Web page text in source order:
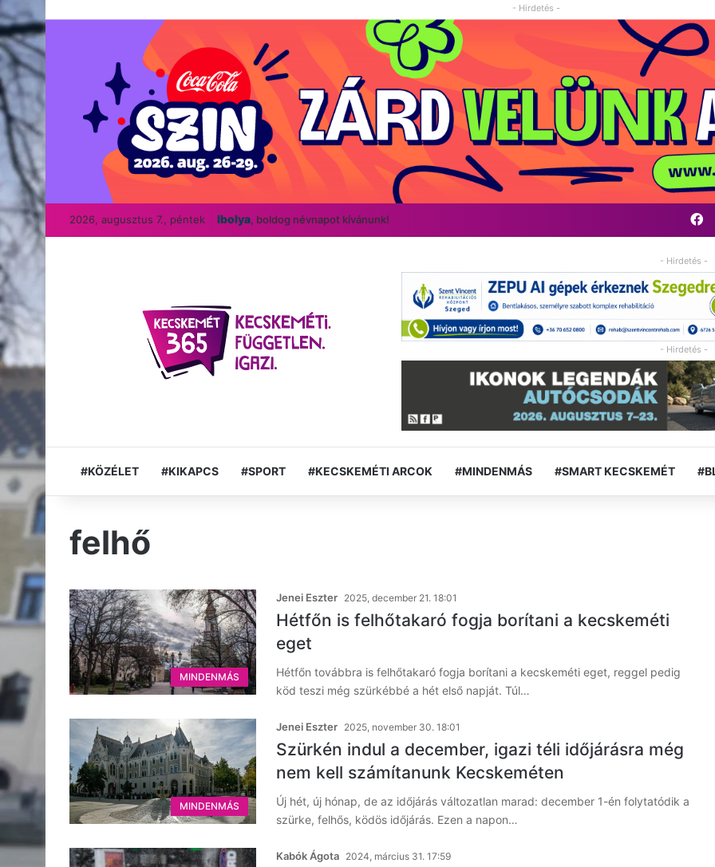
- Hirdetés -
2026, augusztus 7., péntek Ibolya, boldog névnapot kívánunk!
- Hirdetés -
- Hirdetés -
#KÖZÉLET #KIKAPCS #SPORT #KECSKEMÉTI ARCOK #MINDENMÁS #SMART KECSKEMÉT
felhő
MINDENMÁS
Jenei Eszter 2025, december 21. 18:01
Hétfőn is felhőtakaró fogja borítani a kecskeméti
eget
Hétfőn továbbra is felhőtakaró fogja borítani a kecskeméti eget, reggel pedig
köd teszi még szürkébbé a hét első napját. Túl…
MINDENMÁS
Jenei Eszter 2025, november 30. 18:01
Szürkén indul a december, igazi téli időjárásra még
nem kell számítanunk Kecskeméten
Új hét, új hónap, de az időjárás változatlan marad: december 1-én folytatódik a
szürke, felhős, ködös időjárás. Ezen a napon…
Kabók Ágota 2024, március 31. 17:59